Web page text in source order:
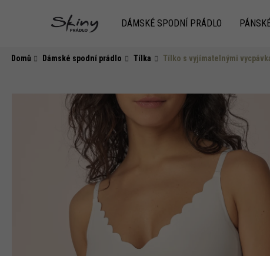
DÁMSKÉ SPODNÍ PRÁDLO
Domů Dámské spodní prádlo Tílka Tílko s vyjímatelnými
Zpět
obchodu
Zpětdo
HLEDAT